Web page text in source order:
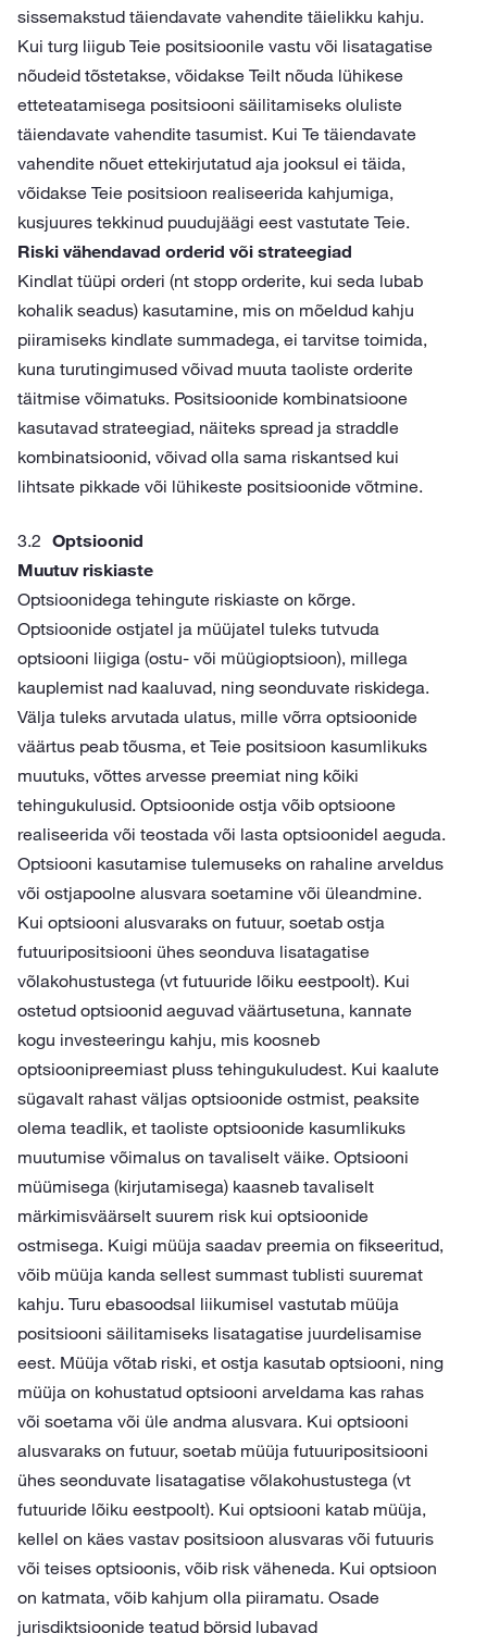
sissemakstud täiendavate vahendite täielikku kahju.
Kui turg liigub Teie positsioonile vastu või lisatagatise
nõudeid tõstetakse, võidakse Teilt nõuda lühikese
etteteatamisega positsiooni säilitamiseks oluliste
täiendavate vahendite tasumist. Kui Te täiendavate
vahendite nõuet ettekirjutatud aja jooksul ei täida,
võidakse Teie positsioon realiseerida kahjumiga,
kusjuures tekkinud puudujäägi eest vastutate Teie.
Riski vähendavad orderid või strateegiad
Kindlat tüüpi orderi (nt stopp orderite, kui seda lubab
kohalik seadus) kasutamine, mis on mõeldud kahju
piiramiseks kindlate summadega, ei tarvitse toimida,
kuna turutingimused võivad muuta taoliste orderite
täitmise võimatuks. Positsioonide kombinatsioone
kasutavad strateegiad, näiteks spread ja straddle
kombinatsioonid, võivad olla sama riskantsed kui
lihtsate pikkade või lühikeste positsioonide võtmine.
Optsioonid
Muutuv riskiaste
Optsioonidega tehingute riskiaste on kõrge.
Optsioonide ostjatel ja müüjatel tuleks tutvuda
optsiooni liigiga (ostu- või müügioptsioon), millega
kauplemist nad kaaluvad, ning seonduvate riskidega.
Välja tuleks arvutada ulatus, mille võrra optsioonide
väärtus peab tõusma, et Teie positsioon kasumlikuks
muutuks, võttes arvesse preemiat ning kõiki
tehingukulusid. Optsioonide ostja võib optsioone
realiseerida või teostada või lasta optsioonidel aeguda.
Optsiooni kasutamise tulemuseks on rahaline arveldus
või ostjapoolne alusvara soetamine või üleandmine.
Kui optsiooni alusvaraks on futuur, soetab ostja
futuuripositsiooni ühes seonduva lisatagatise
võlakohustustega (vt futuuride lõiku eestpoolt). Kui
ostetud optsioonid aeguvad väärtusetuna, kannate
kogu investeeringu kahju, mis koosneb
optsioonipreemiast pluss tehingukuludest. Kui kaalute
sügavalt rahast väljas optsioonide ostmist, peaksite
olema teadlik, et taoliste optsioonide kasumlikuks
muutumise võimalus on tavaliselt väike. Optsiooni
müümisega (kirjutamisega) kaasneb tavaliselt
märkimisväärselt suurem risk kui optsioonide
ostmisega. Kuigi müüja saadav preemia on fikseeritud,
võib müüja kanda sellest summast tublisti suuremat
kahju. Turu ebasoodsal liikumisel vastutab müüja
positsiooni säilitamiseks lisatagatise juurdelisamise
eest. Müüja võtab riski, et ostja kasutab optsiooni, ning
müüja on kohustatud optsiooni arveldama kas rahas
või soetama või üle andma alusvara. Kui optsiooni
alusvaraks on futuur, soetab müüja futuuripositsiooni
ühes seonduvate lisatagatise võlakohustustega (vt
futuuride lõiku eestpoolt). Kui optsiooni katab müüja,
kellel on käes vastav positsioon alusvaras või futuuris
või teises optsioonis, võib risk väheneda. Kui optsioon
on katmata, võib kahjum olla piiramatu. Osade
jurisdiktsioonide teatud börsid lubavad